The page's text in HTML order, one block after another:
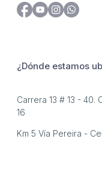
¿Dónde estamos
Carrera 13 # 13 - 40.
16
Km 5 Vía Pereira -